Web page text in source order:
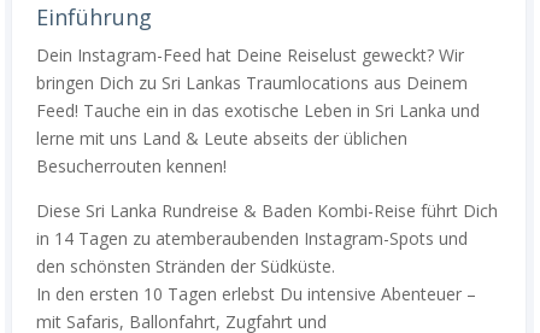
Einführung
Dein Instagram-Feed hat Deine Reiselust geweckt? Wir
bringen Dich zu Sri Lankas Traumlocations aus Deinem
Feed! Tauche ein in das exotische Leben in Sri Lanka und
lerne mit uns Land & Leute abseits der üblichen
Besucherrouten kennen!
Diese Sri Lanka Rundreise & Baden Kombi-Reise führt Dich
in 14 Tagen zu atemberaubenden Instagram-Spots und
den schönsten Stränden der Südküste.
In den ersten 10 Tagen erlebst Du intensive Abenteuer –
mit Safaris, Ballonfahrt, Zugfahrt und